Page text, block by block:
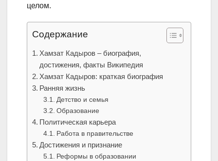
целом.
Содержание
Хамзат Кадыров – биография,
достижения, факты Википедия
Хамзат Кадыров: краткая биография
Ранняя жизнь
Детство и семья
Образование
Политическая карьера
Работа в правительстве
Достижения и признание
Реформы в образовании